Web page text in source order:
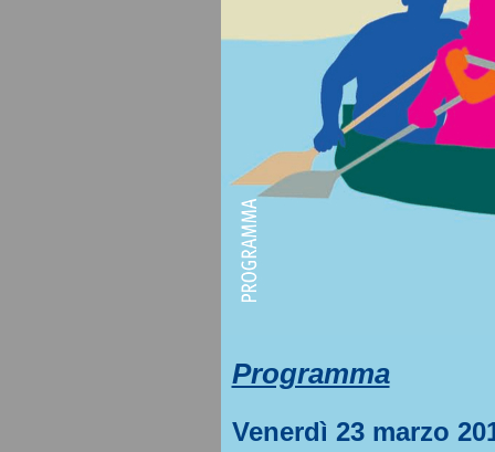
Programma
Venerdì 23 marzo